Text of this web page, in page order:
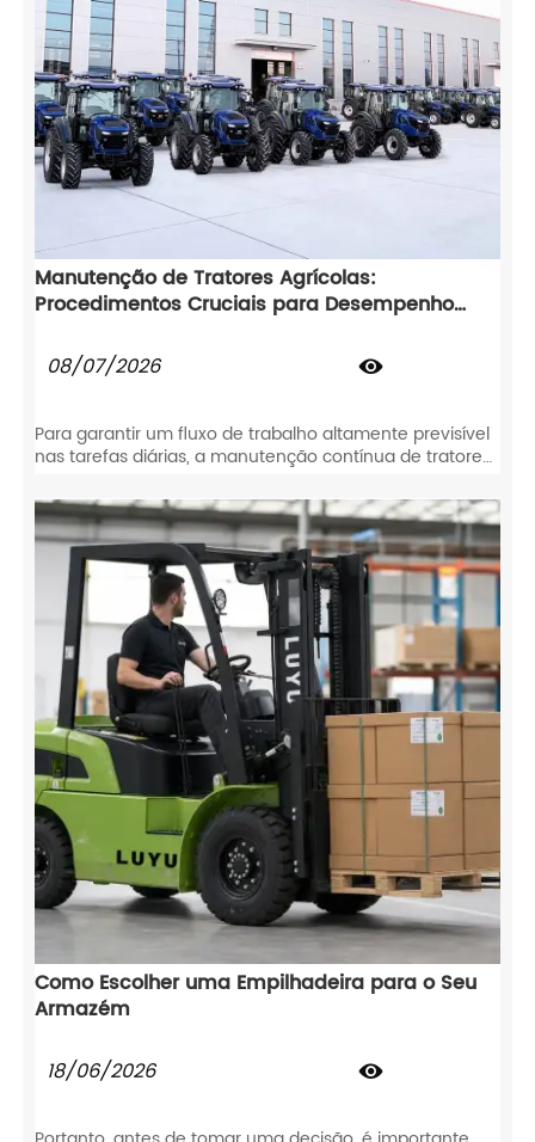
Manutenção de Tratores Agrícolas:
Procedimentos Cruciais para Desempenho
08/07/2026

Para garantir um fluxo de trabalho altamente previsível
nas tarefas diárias, a manutenção contínua de tratores
de evitar o desgaste repentino de componentes, esse
cuidado preventivo também protege diretamente seu
trator agrícola por anos de serviço confiável no campo.
Como Escolher uma Empilhadeira para o Seu
Armazém
18/06/2026
